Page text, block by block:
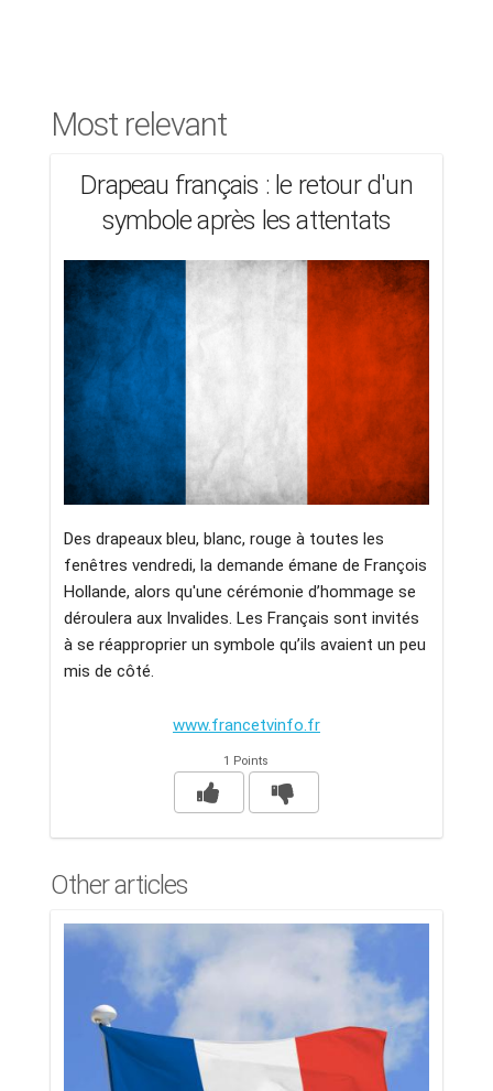
Most relevant
Drapeau français : le retour d'un
symbole après les attentats
Des drapeaux bleu, blanc, rouge à toutes les
fenêtres vendredi, la demande émane de François
Hollande, alors qu'une cérémonie d’hommage se
déroulera aux Invalides. Les Français sont invités
à se réapproprier un symbole qu’ils avaient un peu
mis de côté.
www.francetvinfo.fr
1 Points
Other articles